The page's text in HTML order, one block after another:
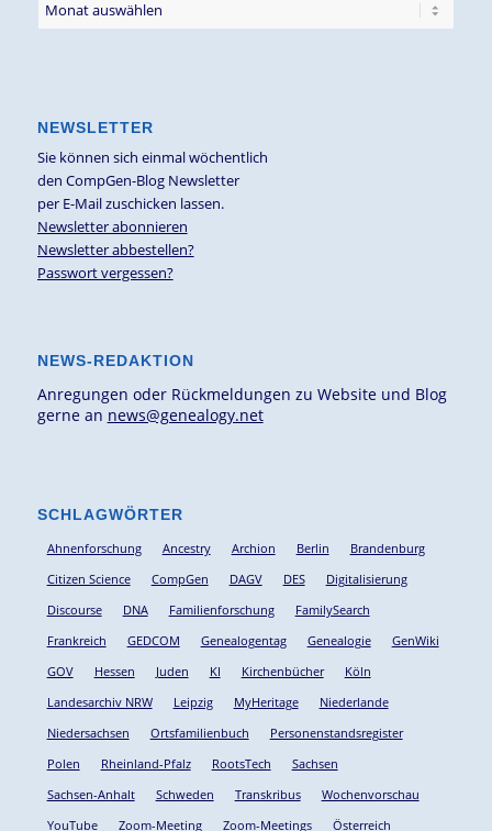
NEWSLETTER
Sie können sich einmal wöchentlich
den CompGen-Blog Newsletter
per E-Mail zuschicken lassen.
Newsletter abonnieren
Newsletter abbestellen?
Passwort vergessen?
NEWS-REDAKTION
Anregungen oder Rückmeldungen zu Website und Blog
gerne an news@genealogy.net
SCHLAGWÖRTER
Ahnenforschung Ancestry Archion Berlin
Brandenburg
Citizen Science
CompGen DAGV DES
Digitalisierung
Discourse
DNA Familienforschung
FamilySearch
Frankreich
GEDCOM Genealogentag Genealogie
GenWiki
GOV
Hessen Juden KI Kirchenbücher
Köln
Landesarchiv NRW
Leipzig MyHeritage
Niederlande
Niedersachsen
Ortsfamilienbuch
Personenstandsregister
Polen
Rheinland-Pfalz RootsTech
Sachsen
Sachsen-Anhalt
Schweden Transkribus
Wochenvorschau
YouTube
Zoom-Meeting Zoom-Meetings Österreich